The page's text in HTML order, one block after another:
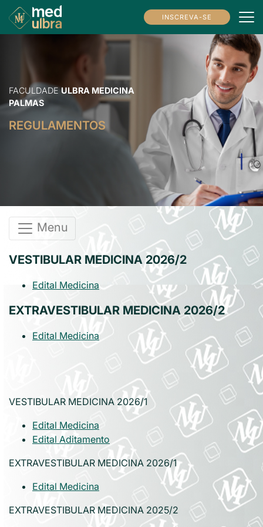
INSCREVA-SE
FACULDADE ULBRA MEDICINA
PALMAS
REGULAMENTOS
Menu
VESTIBULAR MEDICINA 2026/2
Edital Medicina
EXTRAVESTIBULAR MEDICINA 2026/2
Edital Medicina
VESTIBULAR MEDICINA 2026/1
Edital Medicina
Edital Aditamento
EXTRAVESTIBULAR MEDICINA 2026/1
Edital Medicina
EXTRAVESTIBULAR MEDICINA 2025/2